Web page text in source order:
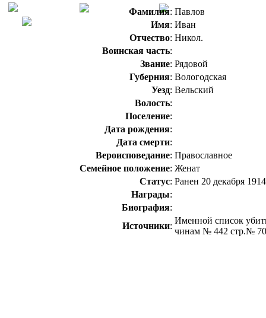
Фамилия: Павлов
Имя: Иван
Отчество: Никол.
Воинская часть:
Звание: Рядовой
Губерния: Вологодская
Уезд: Вельский
Волость:
Поселение:
Дата рождения:
Дата смерти:
Вероисповедание: Православное
Семейное положение: Женат
Статус: Ранен 20 декабря 1914
Награды:
Биография:
Источники:
Именной список
чинам № 442 стр.№